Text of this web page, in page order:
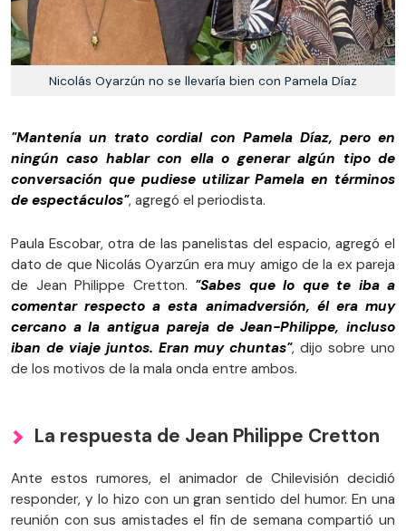
Nicolás Oyarzún no se llevaría bien con Pamela Díaz
"Mantenía un trato cordial con Pamela Díaz, pero en
ningún caso hablar con ella o generar algún tipo de
conversación que pudiese utilizar Pamela en términos
de espectáculos", agregó el periodista.
Paula Escobar, otra de las panelistas del espacio, agregó el
dato de que Nicolás Oyarzún era muy amigo de la ex pareja
de Jean Philippe Cretton. "Sabes que lo que te iba a
comentar respecto a esta animadversión, él era muy
cercano a la antigua pareja de Jean-Philippe, incluso
iban de viaje juntos. Eran muy chuntas", dijo sobre uno
de los motivos de la mala onda entre ambos.
La respuesta de Jean Philippe Cretton
Ante estos rumores, el animador de Chilevisión decidió
responder, y lo hizo con un gran sentido del humor. En una
reunión con sus amistades el fin de semana compartió un